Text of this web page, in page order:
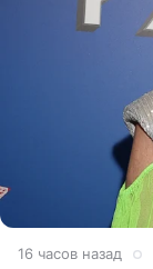
16 часов назад